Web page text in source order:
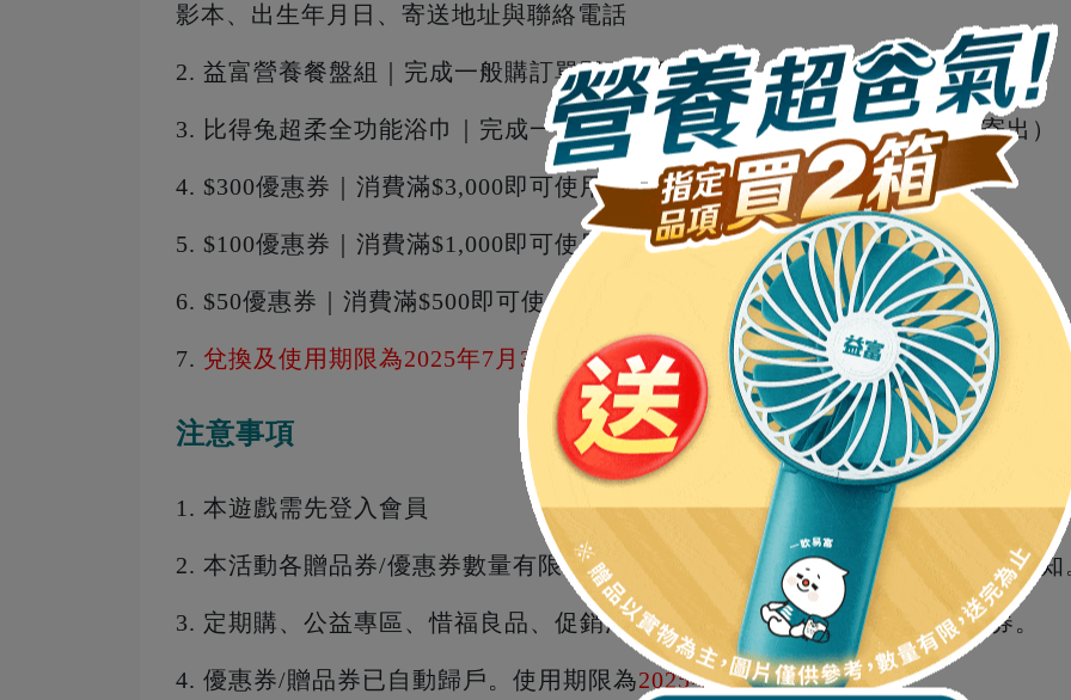
影本、出生年月日、寄送地址與聯絡電話
2. 益富營養餐盤組｜完成一般購訂單即可使用贈品券（獎品將隨貨寄出）
3. 比得兔超柔全功能浴巾｜完成一般購訂單即可使用贈品券（獎品將隨貨寄出）
4. $300優惠券｜消費滿$3,000即可使用
5. $100優惠券｜消費滿$1,000即可使用
6. $50優惠券｜消費滿$500即可使用
7. 兌換及使用期限為2025年7月31日前，逾期恕不補發。
注意事項
1. 本遊戲需先登入會員
2. 本活動各贈品券/優惠券數量有限，以購物車結帳顯示為主，送完恕不另行通知
3. 定期購、公益專區、惜福良品、促銷活動不可 使用優惠券及贈品券/優惠券。
4. 優惠券/贈品券已自動歸戶。使用期限為2025年7月31日前。